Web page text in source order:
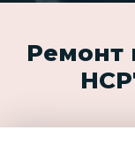
Ремонт